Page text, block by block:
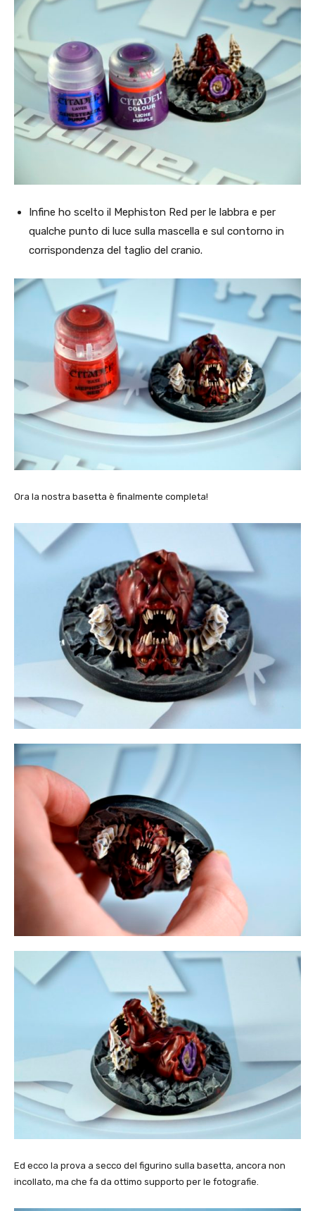
Infine ho scelto il Mephiston Red per le labbra e per
qualche punto di luce sulla mascella e sul contorno in
corrispondenza del taglio del cranio.
Ora la nostra basetta è finalmente completa!
Ed ecco la prova a secco del figurino sulla basetta, ancora non
incollato, ma che fa da ottimo supporto per le fotografie.